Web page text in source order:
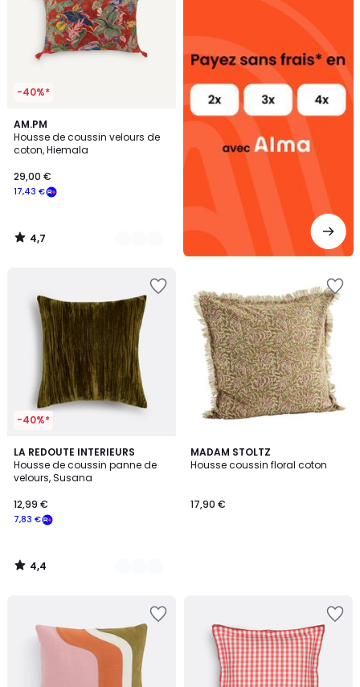
-40%*
AM.PM
Housse de coussin velours de
coton, Hiemala
17,43 €
29,00 €
4,7
/ 5
2
Couleurs
4,7
/
-40%*
LA REDOUTE INTERIEURS
Housse de coussin panne de
velours, Susana
7,83 €
12,99 €
4,4
/ 5
2
Couleurs
4,4
/
MADAM STOLTZ
Housse coussin floral coton
17,90 €